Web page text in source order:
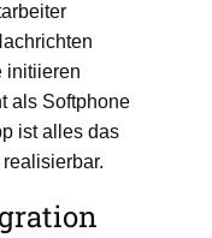
initiieren
als Softphone
ist alles das